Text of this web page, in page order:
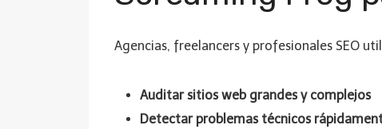
Agencias, freelancers y profesionales SEO
Auditar sitios web grandes y complejos
Detectar problemas técnicos